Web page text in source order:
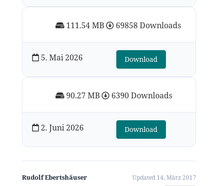
90.27 MB 6390 Downloads
2. Juni 2026 Download
111.54 MB 69858 Downloads
5. Mai 2026 Download
Rudolf Ebertshäuser Updated 14. März 2017